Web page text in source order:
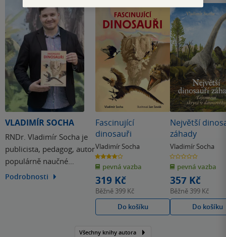
VLADIMÍR SOCHA
RNDr. Vladimír Socha je
publicista, pedagog, autor
populárně naučné
literatury a popularizátor
Podrobnosti
Fascinující
dinosauři
Vladimír Socha
4.0
z
5
hvězdiček
pevná vazba
319 Kč
Běžně 399 Kč
Do košíku
Největší
záhady
Vladimír Socha
0.0
z
5
hvězdiček
pevná vazba
357 Kč
Běžně 399 Kč
Do košíku
Všechny knihy autora